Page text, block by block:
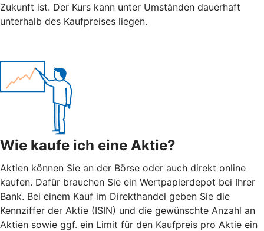
Zukunft ist. Der Kurs kann unter Umständen dauerhaft
unterhalb des Kaufpreises liegen.
Wie kaufe ich eine Aktie?
Aktien können Sie an der Börse oder auch direkt online
kaufen. Dafür brauchen Sie ein Wertpapierdepot bei Ihrer
Bank. Bei einem Kauf im Direkthandel geben Sie die
Kennziffer der Aktie (ISIN) und die gewünschte Anzahl an
Aktien sowie ggf. ein Limit für den Kaufpreis pro Aktie ein